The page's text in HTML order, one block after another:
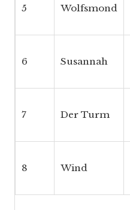
5 Wolfsmond
6 Susannah
7 Der Turm
8 Wind